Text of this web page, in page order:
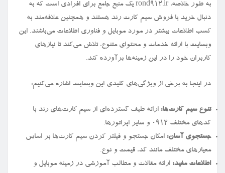
به طور خلاصه، rond912.ir یک منبع جامع برای افرادی است که به
دنبال خرید یا فروش سیم کارت رند هستند و همچنین علاقه‌مند به
کسب اطلاعات بیشتر در مورد موبایل و فناوری اطلاعات می‌باشند. این
وبسایت با ارائه خدمات و محتوای متنوع، تلاش می‌کند تا نیازهای
کاربران خود را در این زمینه‌ها برآورده کند.
در اینجا به برخی از ویژگی‌های کلیدی این وبسایت اشاره می‌کنیم:
تنوع سیم کارت‌ها: ارائه طیف گسترده‌ای از سیم کارت‌های رند با
کدهای مختلف ۰۹۱۲ و سایر اپراتورها.
جستجوی آسان: امکان جستجو و فیلتر کردن سیم کارت‌ها بر اساس
معیارهای مختلف مانند کد، قیمت و نوع.
اطلاعات مفید: ارائه مقالات و مطالب آموزشی در زمینه موبایل و